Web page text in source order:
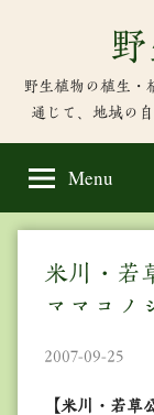
content
野生植物の植生・
通じて、地域の
Menu
米川・若
ママコノ
2007-09-25
【米川・若草